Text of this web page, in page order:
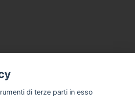
NOUS
GÉNÉRALES DE VENTE
di terze parti in esso